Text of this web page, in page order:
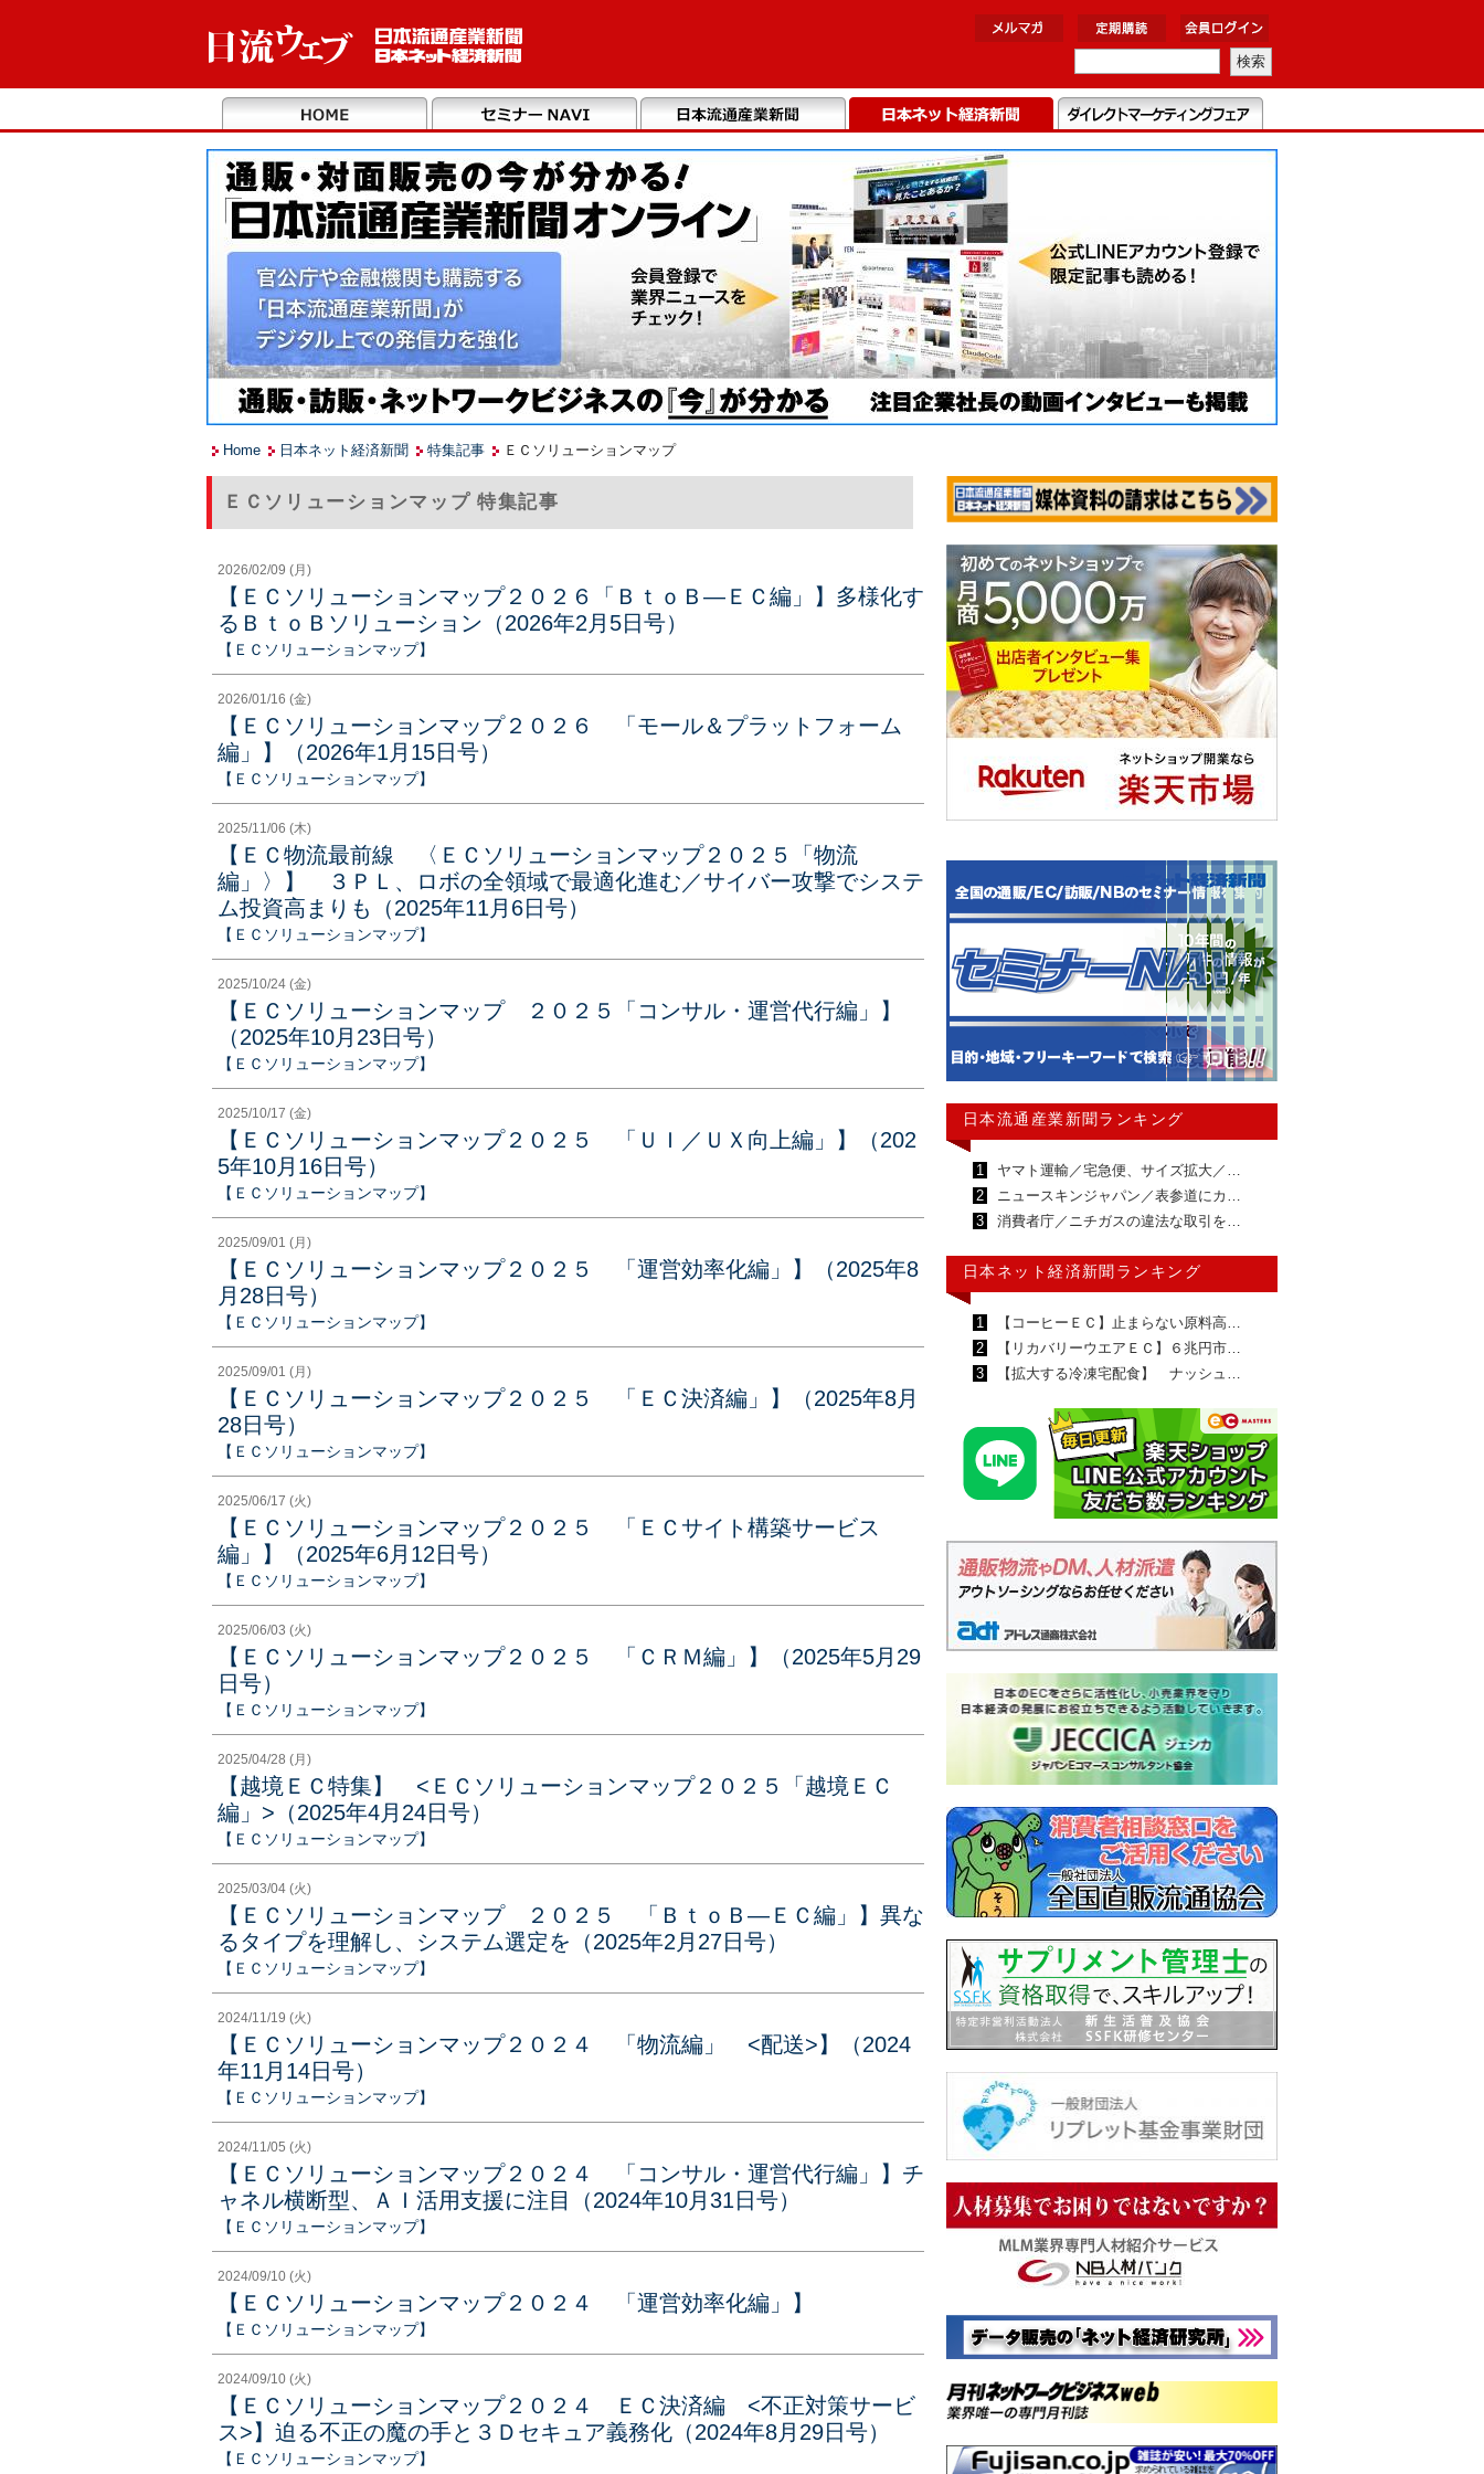
Home 日本ネット経済新聞 特集記事 ＥＣソリューションマップ
ＥＣソリューションマップ 特集記事
2026/02/09 (月)
【ＥＣソリューションマップ２０２６「ＢｔｏＢ―ＥＣ編」】多様化す
るＢｔｏＢソリューション（2026年2月5日号）
【ＥＣソリューションマップ】
2026/01/16 (金)
【ＥＣソリューションマップ２０２６ 「モール＆プラットフォーム
編」】（2026年1月15日号）
【ＥＣソリューションマップ】
2025/11/06 (木)
【ＥＣ物流最前線 〈ＥＣソリューションマップ２０２５「物流
編」〉】 ３ＰＬ、ロボの全領域で最適化進む／サイバー攻撃でシステ
ム投資高まりも（2025年11月6日号）
【ＥＣソリューションマップ】
2025/10/24 (金)
【ＥＣソリューションマップ ２０２５「コンサル・運営代行編」】
（2025年10月23日号）
【ＥＣソリューションマップ】
2025/10/17 (金)
【ＥＣソリューションマップ２０２５ 「ＵＩ／ＵＸ向上編」】（202
5年10月16日号）
【ＥＣソリューションマップ】
2025/09/01 (月)
【ＥＣソリューションマップ２０２５ 「運営効率化編」】（2025年8
月28日号）
【ＥＣソリューションマップ】
2025/09/01 (月)
【ＥＣソリューションマップ２０２５ 「ＥＣ決済編」】（2025年8月
28日号）
【ＥＣソリューションマップ】
2025/06/17 (火)
【ＥＣソリューションマップ２０２５ 「ＥＣサイト構築サービス
編」】（2025年6月12日号）
【ＥＣソリューションマップ】
2025/06/03 (火)
【ＥＣソリューションマップ２０２５ 「ＣＲＭ編」】（2025年5月29
日号）
【ＥＣソリューションマップ】
2025/04/28 (月)
【越境ＥＣ特集】 <ＥＣソリューションマップ２０２５「越境ＥＣ
編」>（2025年4月24日号）
【ＥＣソリューションマップ】
2025/03/04 (火)
【ＥＣソリューションマップ ２０２５ 「ＢｔｏＢ―ＥＣ編」】異な
るタイプを理解し、システム選定を（2025年2月27日号）
【ＥＣソリューションマップ】
2024/11/19 (火)
【ＥＣソリューションマップ２０２４ 「物流編」 <配送>】（2024
年11月14日号）
【ＥＣソリューションマップ】
2024/11/05 (火)
【ＥＣソリューションマップ２０２４ 「コンサル・運営代行編」】チ
ャネル横断型、ＡＩ活用支援に注目（2024年10月31日号）
【ＥＣソリューションマップ】
2024/09/10 (火)
【ＥＣソリューションマップ２０２４ 「運営効率化編」】
【ＥＣソリューションマップ】
2024/09/10 (火)
【ＥＣソリューションマップ２０２４ ＥＣ決済編 <不正対策サービ
ス>】迫る不正の魔の手と３Ｄセキュア義務化（2024年8月29日号）
【ＥＣソリューションマップ】
日本流通産業新聞ランキング
1
ヤマト運輸／宅急便、サイズ拡大／…
2
ニュースキンジャパン／表参道にカ…
3
消費者庁／ニチガスの違法な取引を…
日本ネット経済新聞ランキング
1
【コーヒーＥＣ】止まらない原料高…
2
【リカバリーウエアＥＣ】６兆円市…
3
【拡大する冷凍宅配食】 ナッシュ…